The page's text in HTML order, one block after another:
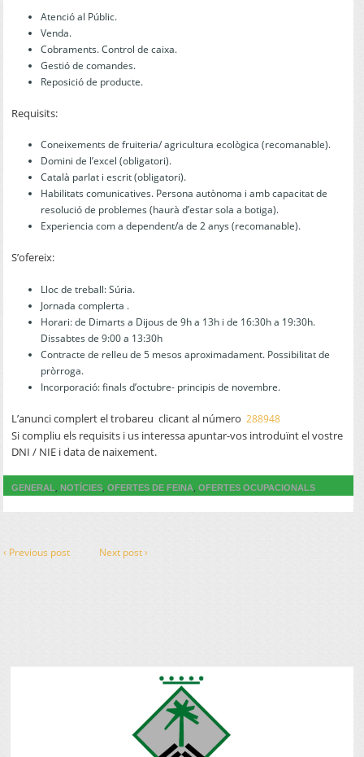
Atenció al Públic.
Venda.
Cobraments. Control de caixa.
Gestió de comandes.
Reposició de producte.
Requisits:
Coneixements de fruiteria/ agricultura ecològica (recomanable).
Domini de l’excel (obligatori).
Català parlat i escrit (obligatori).
Habilitats comunicatives. Persona autònoma i amb capacitat de
resolució de problemes (haurà d’estar sola a botiga).
Experiencia com a dependent/a de 2 anys (recomanable).
S’ofereix:
Lloc de treball: Súria.
Jornada complerta .
Horari: de Dimarts a Dijous de 9h a 13h i de 16:30h a 19:30h.
Dissabtes de 9:00 a 13:30h
Contracte de relleu de 5 mesos aproximadament. Possibilitat de
pròrroga.
Incorporació: finals d’octubre- principis de novembre.
L’anunci complert el trobareu clicant al número 288948
Si compliu els requisits i us interessa apuntar-vos introduïnt el vostre
DNI / NIE i data de naixement.
GENERAL,NOTÍCIES,OFERTES DE FEINA,OFERTES OCUPACIONALS
‹ Previous post Next post ›